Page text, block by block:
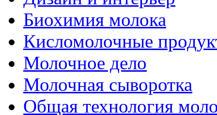
Биохимия молока
Кисломолочные
Молочное дело
Молочная сыворотка
Общая технология